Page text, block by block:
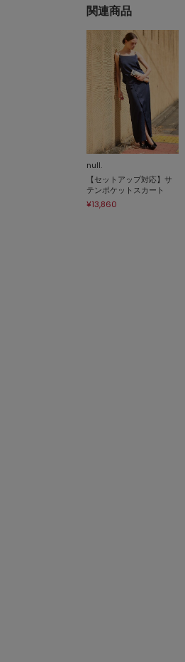
関連商品
null.
【セットアップ対応】サ
テンポケットスカート
¥13,860